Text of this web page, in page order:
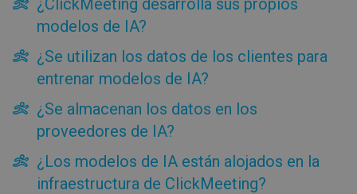
¿El contenido generado con IA es siempre correcto?
IA disponibles en la Plataforma ClickMeeting?
¿Se informa al usuario cuando interactúa con una
herramienta de IA?
¿Qué estándares aplica ClickMeeting al utilizar e
implementar soluciones basadas en IA?
¿ClickMeeting desarrolla sus propios
modelos de IA?
¿Se utilizan los datos de los clientes para
entrenar modelos de IA?
¿Se almacenan los datos en los
proveedores de IA?
¿Los modelos de IA están alojados en la
infraestructura de ClickMeeting?